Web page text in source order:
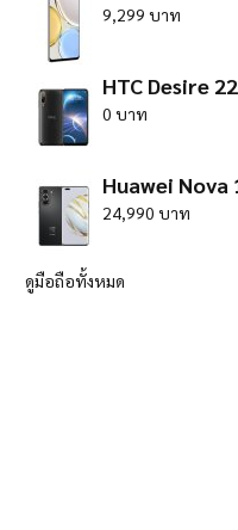
9,299 บาท
HTC Desire
0 บาท
Huawei Nova
24,990 บาท
ดูมือถือทั้งหมด